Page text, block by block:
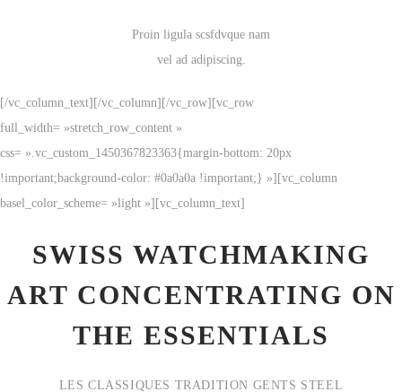
Proin ligula scsfdvque nam
vel ad adipiscing.
[/vc_column_text][/vc_column][/vc_row][vc_row
full_width= »stretch_row_content »
css= ».vc_custom_1450367823363{margin-bottom: 20px
!important;background-color: #0a0a0a !important;} »][vc_column
basel_color_scheme= »light »][vc_column_text]
SWISS WATCHMAKING
ART CONCENTRATING ON
THE ESSENTIALS
LES CLASSIQUES TRADITION GENTS STEEL